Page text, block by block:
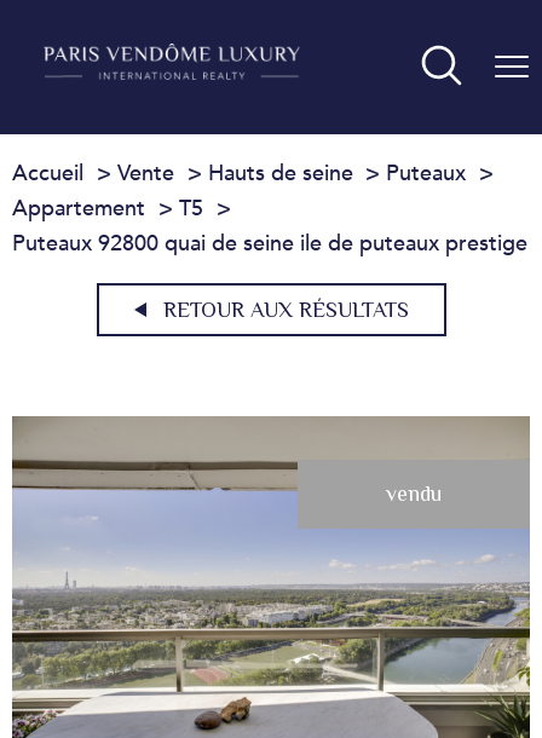
Accueil Vente Hauts de seine
Puteaux
Appartement
T5
Puteaux 92800 quai de seine ile de puteaux prestige
RETOUR AUX RÉSULTATS
vendu